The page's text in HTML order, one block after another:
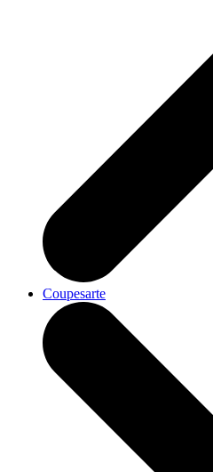
Coupesarte